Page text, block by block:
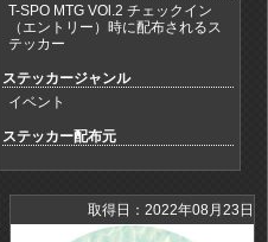
T-SPO MTG VOl.2 チェックイン
（エントリー）時に配布されるス
テッカー
ステッカージャンル
イベント
ステッカー配布元
取得日：2022年08月23日